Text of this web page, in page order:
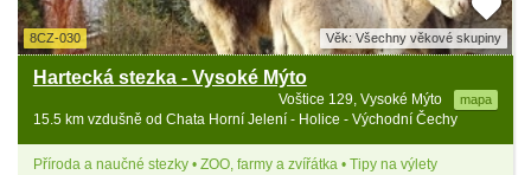
8CZ-030 Věk: Všechny věkové skupiny
Hartecká stezka - Vysoké Mýto
Voštice 129, Vysoké Mýto mapa
15.5 km vzdušně od Chata Horní Jelení - Holice - Východní Čechy
Příroda a naučné stezky • ZOO, farmy a zvířátka • Tipy na výlety